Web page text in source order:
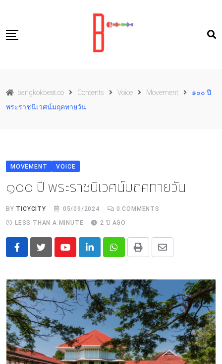
content
Food
TH
bangkokbeat.co Contents Voice Movement
๑๐๐ ปี
พระราชนิเวศน์มฤคทายวัน
MOVEMENT VOICE
๑๐๐ ปี พระราชนิเวศน์มฤคทายวัน
BY TICYCITY 05/09/2024 0 COMMENTS
LESS THAN A MINUTE
2 ปี AGO
YoutubeLinkedInWhatsapp
Print
Share
Email